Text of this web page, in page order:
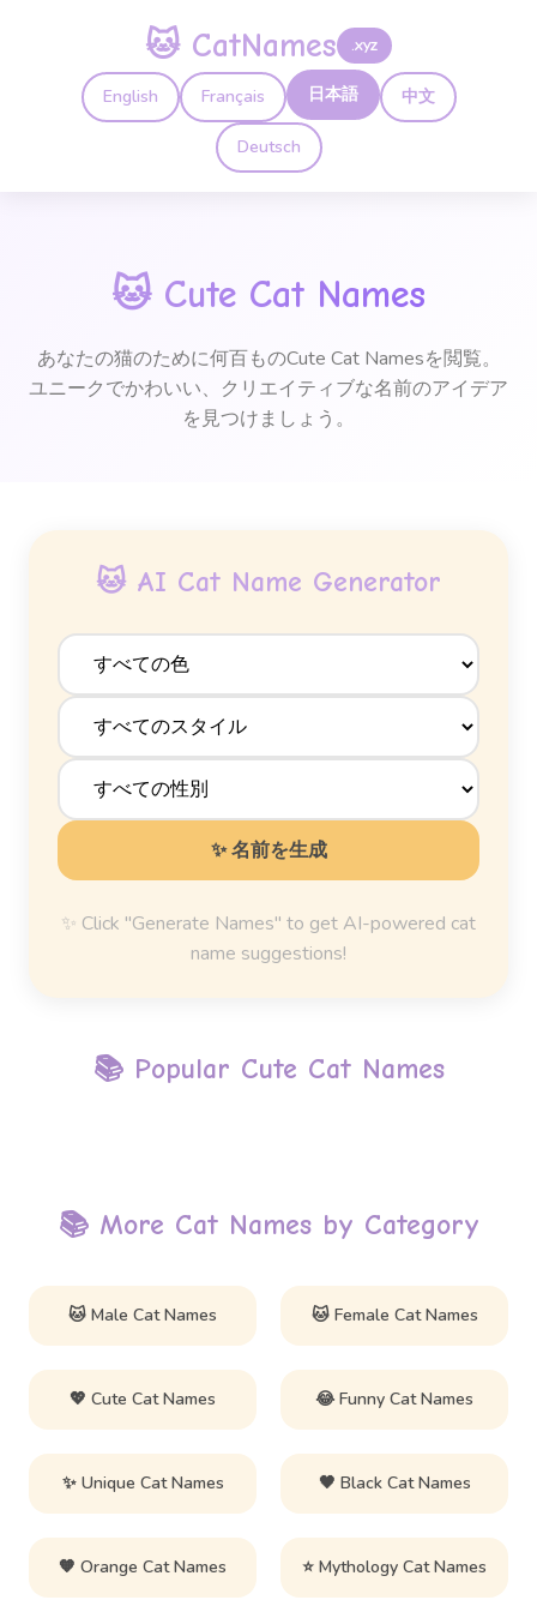
🐱 CatNames .xyz
English Français 日本語 中文
Deutsch
🐱 Cute Cat Names
あなたの猫のために何百ものCute Cat Namesを閲覧。
ユニークでかわいい、クリエイティブな名前のアイデア
を見つけましょう。
🐱 AI Cat Name Generator
✨ 名前を生成
✨ Click "Generate Names" to get AI-powered cat
name suggestions!
📚 Popular Cute Cat Names
📚 More Cat Names by Category
🐱 Male Cat Names 🐱 Female Cat Names
💖 Cute Cat Names 😂 Funny Cat Names
✨ Unique Cat Names 🖤 Black Cat Names
🧡 Orange Cat Names ⭐ Mythology Cat Names